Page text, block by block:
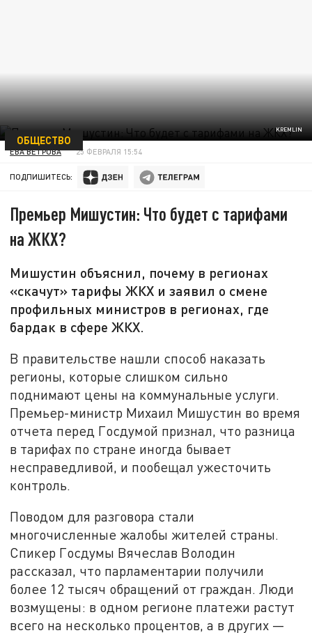
KREMLIN
ОБЩЕСТВО
ЕВА ВЕТРОВА 25 ФЕВРАЛЯ 15:54
ПОДПИШИТЕСЬ:
Премьер Мишустин: Что будет с тарифами
на ЖКХ?
Мишустин объяснил, почему в регионах
«скачут» тарифы ЖКХ и заявил о смене
профильных министров в регионах, где
бардак в сфере ЖКХ.
В правительстве нашли способ наказать
регионы, которые слишком сильно
поднимают цены на коммунальные услуги.
Премьер-министр Михаил Мишустин во время
отчета перед Госдумой признал, что разница
в тарифах по стране иногда бывает
несправедливой, и пообещал ужесточить
контроль.
Поводом для разговора стали
многочисленные жалобы жителей страны.
Спикер Госдумы Вячеслав Володин
рассказал, что парламентарии получили
более 12 тысяч обращений от граждан. Люди
возмущены: в одном регионе платежи растут
всего на несколько процентов, а в других —